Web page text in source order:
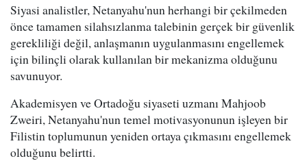
Siyasi analistler, Netanyahu'nun herhangi bir çekilmeden
önce tamamen silahsızlanma talebinin gerçek bir güvenlik
gerekliliği değil, anlaşmanın uygulanmasını engellemek
için bilinçli olarak kullanılan bir mekanizma olduğunu
savunuyor.
Akademisyen ve Ortadoğu siyaseti uzmanı Mahjoob
Zweiri, Netanyahu'nun temel motivasyonunun işleyen bir
Filistin toplumunun yeniden ortaya çıkmasını engellemek
olduğunu belirtti.